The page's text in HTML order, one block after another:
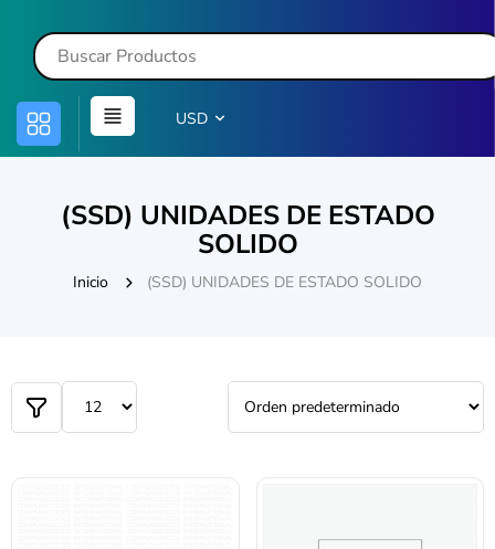
USD
(SSD) UNIDADES DE ESTADO
SOLIDO
Inicio (SSD) UNIDADES DE ESTADO SOLIDO